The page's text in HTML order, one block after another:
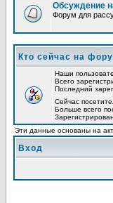
Обсуждение
Форум для
Кто сейчас на
Наши
Всего
Последний
Сейчас
Больше всего
Эти данные основаны на
Вход